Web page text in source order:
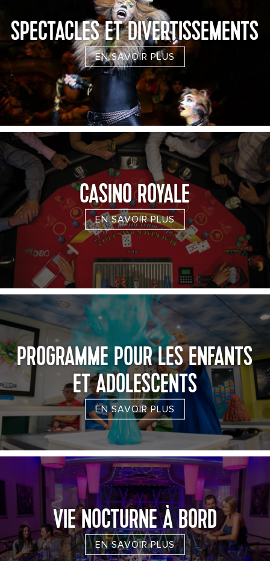
SPECTACLES ET DIVERTISSEMENTS
EN SAVOIR PLUS
CASINO ROYALE
EN SAVOIR PLUS
PROGRAMME POUR LES ENFANTS
ET ADOLESCENTS
EN SAVOIR PLUS
VIE NOCTURNE À BORD
EN SAVOIR PLUS